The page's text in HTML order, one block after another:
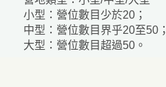
小型：營位數目少於20；
中型：營位數目界乎20至50；
大型：營位數目超過50。